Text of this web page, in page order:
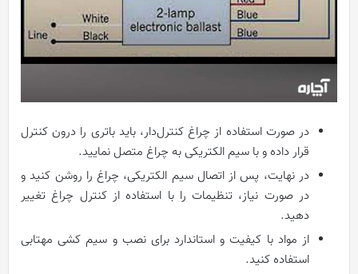
در صورت استفاده از چراغ کنترل‌دار، باید باتری را درون کنترل
قرار داده و با سیم الکتریکی به چراغ متصل نمایید.
در نهایت، پس از اتصال سیم الکتریکی، چراغ را روشن کنید و
در صورت نیاز، تنظیمات را با استفاده از کنترل چراغ تغییر
دهید.
از مواد با کیفیت و استاندارد برای نصب و سیم کشی مهتابی
استفاده کنید.